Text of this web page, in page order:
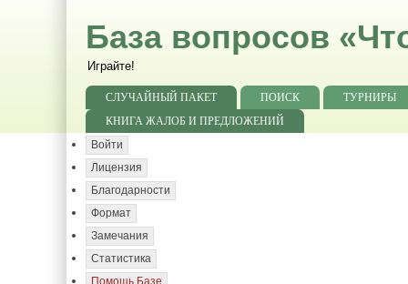
База вопросов
Играйте!
СЛУЧАЙНЫЙ ПАКЕТ ПОИСК
ТУРНИРЫ
КНИГА ЖАЛОБ И ПРЕДЛОЖЕНИЙ
Войти
Лицензия
Благодарности
Формат
Замечания
Статистика
Помощь Базе